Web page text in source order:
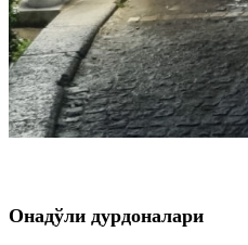
Онадўли дурдоналари